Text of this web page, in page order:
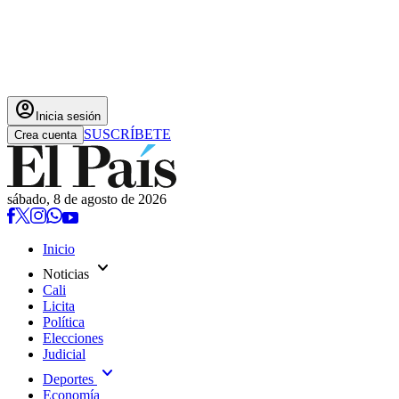
account_circle Inicia sesión
Crea cuenta SUSCRÍBETE
sábado, 8 de agosto de 2026
Inicio
Noticias expand_more
Cali
Licita
Política
Elecciones
Judicial
Deportes expand_more
Economía